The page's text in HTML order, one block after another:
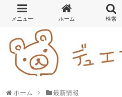
ホーム 最新情報